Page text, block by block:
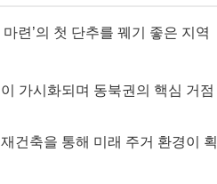
련’의 첫 단추를 꿰기 좋은 지역
가시화되며 동북권의 핵심 거점
건축을 통해 미래 주거 환경이 획